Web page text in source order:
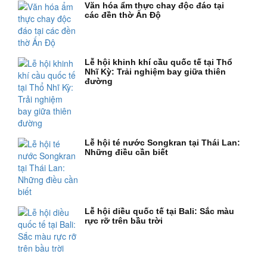
Văn hóa ẩm thực chay độc đáo tại
các đền thờ Ấn Độ
Lễ hội khinh khí cầu quốc tế tại Thổ
Nhĩ Kỳ: Trải nghiệm bay giữa thiên
đường
Lễ hội té nước Songkran tại Thái Lan:
Những điều cần biết
Lễ hội diều quốc tế tại Bali: Sắc màu
rực rỡ trên bầu trời